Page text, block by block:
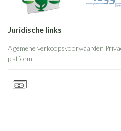
Juridische links
Algemene verkoopsvoorwaarden
platform